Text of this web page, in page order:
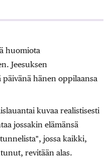
huomiota
Jeesuksen
hänen oppilaansa
kuvaa realistisesti
jossakin elämänsä
jossa kaikki,
revitään alas.